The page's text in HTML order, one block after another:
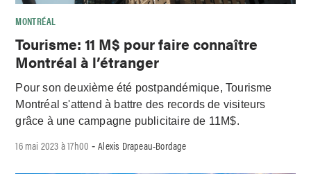
MONTRÉAL
Tourisme: 11 M$ pour faire connaître
Montréal à l’étranger
Pour son deuxième été postpandémique, Tourisme
Montréal s'attend à battre des records de visiteurs
grâce à une campagne publicitaire de 11M$.
16 mai 2023 à 17h00 -Alexis Drapeau-Bordage